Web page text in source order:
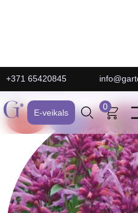
+371 65420845
E-veikals
0
E-Veikals
ATLAIDE:
-40%
JAUNS